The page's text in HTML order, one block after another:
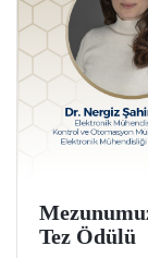
Tez Ödülü